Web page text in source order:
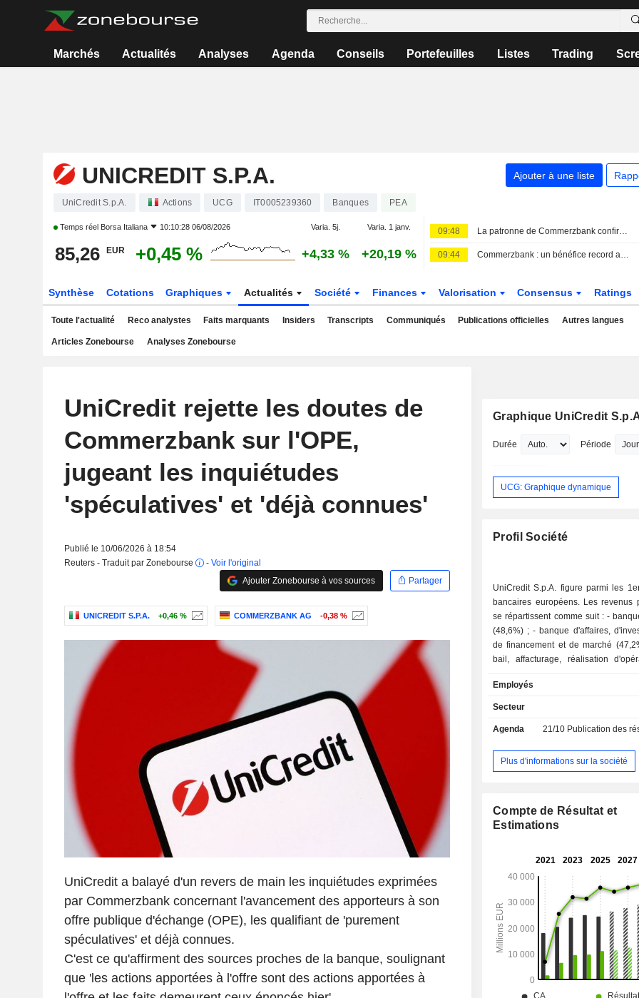
Marchés Actualités Analyses Agenda Conseils Portefeuilles Listes Trading
UNICREDIT S.P.A. Ajouter à une liste
UniCredit S.p.A. Actions UCG IT0005239360 Banques PEA
Temps réel Borsa Italiana 10:10:28 06/08/2026 Varia. 5j. Varia. 1 janv.
85,26 EUR +0,45 % +4,33 % +20,19 %
09:48 La patronne de Commerzbank confirme l'ouverture des discussions avec UniCredit
09:44 Commerzbank : un bénéfice record avant les discussions avec UniCredit
Synthèse Cotations Graphiques Actualités Société Finances Valorisation Consensus Ratings
Toute l'actualité Reco analystes Faits marquants Insiders Transcripts Communiqués Publications officielles Autres langues
Articles Zonebourse Analyses Zonebourse
UniCredit rejette les doutes de
Commerzbank sur l'OPE,
jugeant les inquiétudes
'spéculatives' et 'déjà connues'
Publié le 10/06/2026 à 18:54
Reuters - Traduit par Zonebourse
- Voir l'original
Ajouter Zonebourse à vos sources
Partager
UNICREDIT S.P.A. +0,46 % COMMERZBANK AG -0,38 %
UniCredit a balayé d'un revers de main les inquiétudes exprimées
par Commerzbank concernant l'avancement des apporteurs à son
offre publique d'échange (OPE), les qualifiant de 'purement
spéculatives' et déjà connues.
C'est ce qu'affirment des sources proches de la banque, soulignant
que 'les actions apportées à l'offre sont des actions apportées à
Graphique UniCredit
Durée Période
UCG: Graphique dynamique
Profil Société
UniCredit S.p.A. figure parmi les
bancaires européens. Les revenus
se répartissent comme suit : - banque de détail
(48,6%) ; - banque d'affaires, d'investissement,
de financement et de marché
bail, affacturage, réalisation
change, d'actions et de
intermédiation boursière, etc. ; - autres (4,2%). A
d'encours de dépôts et 433,5
produits et services est assurée au
réseau de 3 075 agences
intragroupe) est la suivante :
Allemagne (21,9%), Europe centrale
Employés
Secteur
Agenda 21/10 Publication des résultats
Plus d'informations sur la société
Compte de Résultat et
Estimations